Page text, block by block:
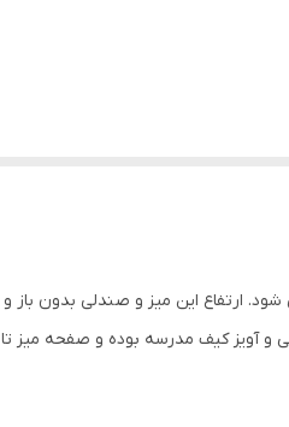
و صفحه میز تا ۴۰ درجه زاویه قابل تنظیم می باشد.